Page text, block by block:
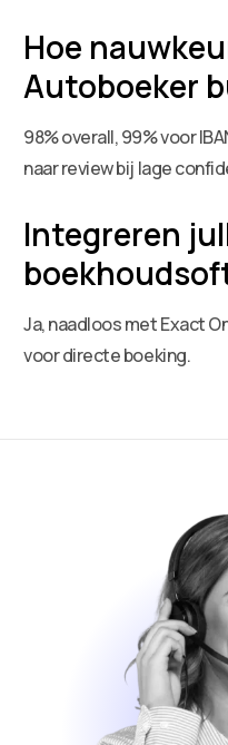
Hoe
Autoboeker
98% overall, 99% voor
naar review bij lage
Integreren
Ja, naadloos met Exact
voor directe boeking.